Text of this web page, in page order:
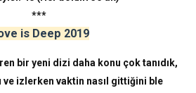
***
is Deep 2019
bir yeni dizi daha konu çok tanıdık,
ve izlerken vaktin nasıl gittiğini ble